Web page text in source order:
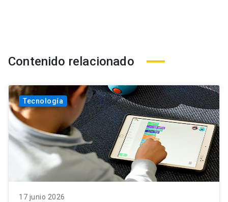
Contenido relacionado
Tecnología
17 junio 2026